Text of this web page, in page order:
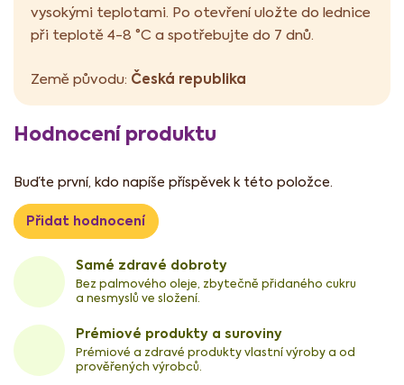
Samé zdravé dobroty
Bez palmového oleje, zbytečně přidaného cukru
a nesmyslů ve složení.
Prémiové produkty a suroviny
Prémiové a zdravé produkty vlastní výroby a od
prověřených výrobců.
vysokými teplotami. Po otevření uložte do lednice
při teplotě 4-8 °C a spotřebujte do 7 dnů.
Země původu: Česká republika
Hodnocení produktu
Buďte první, kdo napíše příspěvek k této položce.
Přidat hodnocení